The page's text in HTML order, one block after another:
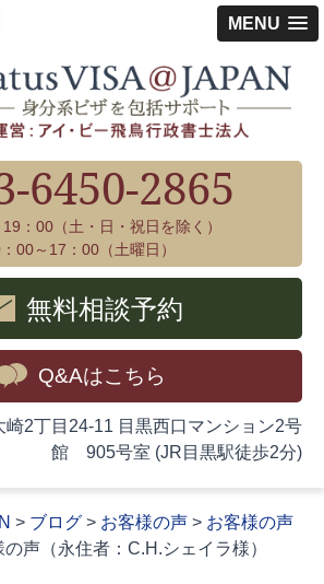
MENU
6450-2865
：00（土・日・祝日を除く）
00～17：00（土曜日）
無料相談予約
Q&Aはこちら
崎2丁目24-11 目黒西口マンション2号
館 905号室 (JR目黒駅徒歩2分)
> ブログ > お客様の声 > お客様の声
の声（永住者：C.H.シェイラ様）